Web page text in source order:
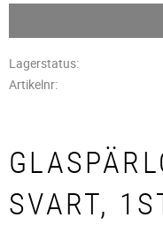
Lagerstatus
Artikelnr
SVART,